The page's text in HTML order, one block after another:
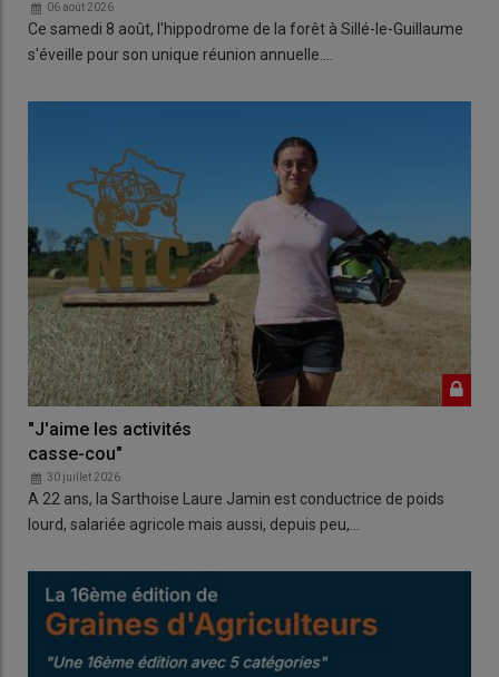
06 août 2026
Ce samedi 8 août, l'hippodrome de la forêt à Sillé-le-Guillaume
s'éveille pour son unique réunion annuelle.…
"J'aime les activités
casse-cou"
30 juillet 2026
A 22 ans, la Sarthoise Laure Jamin est conductrice de poids
lourd, salariée agricole mais aussi, depuis peu,…